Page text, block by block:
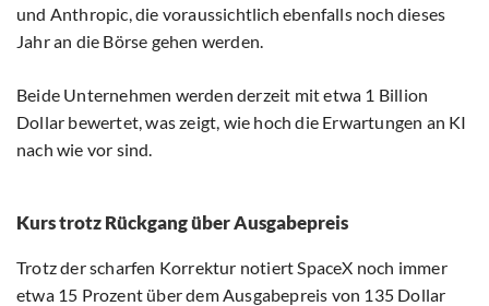
und Anthropic, die voraussichtlich ebenfalls noch dieses
Jahr an die Börse gehen werden.
Beide Unternehmen werden derzeit mit etwa 1 Billion
Dollar bewertet, was zeigt, wie hoch die Erwartungen an KI
nach wie vor sind.
Kurs trotz Rückgang über Ausgabepreis
Trotz der scharfen Korrektur notiert SpaceX noch immer
etwa 15 Prozent über dem Ausgabepreis von 135 Dollar